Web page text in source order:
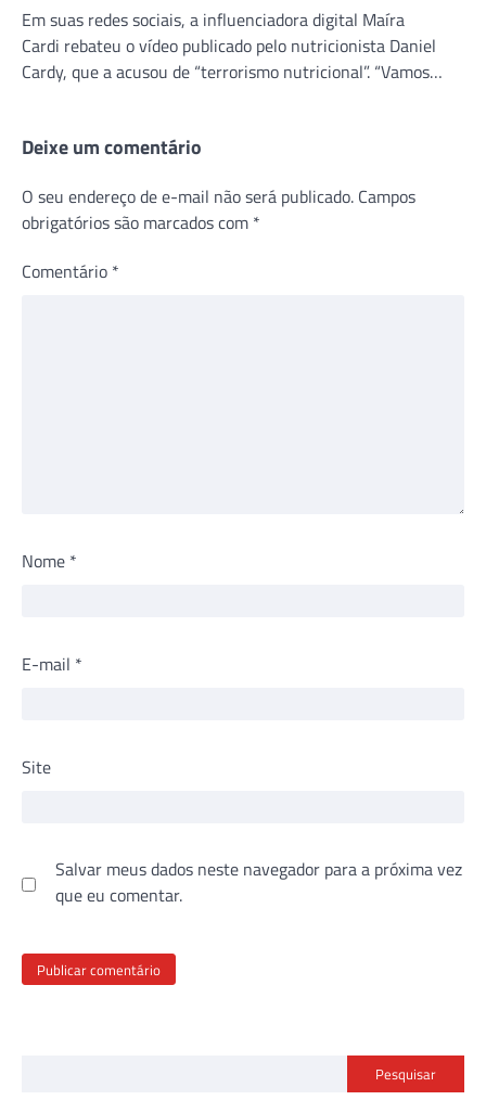
Em suas redes sociais, a influenciadora digital Maíra
Cardi rebateu o vídeo publicado pelo nutricionista Daniel
Cardy, que a acusou de “terrorismo nutricional”. “Vamos…
Deixe um comentário
O seu endereço de e-mail não será publicado. Campos
obrigatórios são marcados com *
Comentário *
Nome *
E-mail *
Site
Salvar meus dados neste navegador para a próxima vez
que eu comentar.
Pesquisar